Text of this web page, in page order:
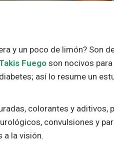
y un poco de limón? Son
Fuego son nocivos
así lo resume un
colorantes y aditivos,
convulsiones y
a la visión.